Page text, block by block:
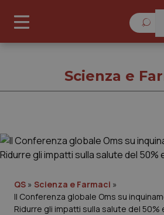
Governo e Parlamento
Scienza e
QS » Scienza e Farmaci »
II Conferenza globale Oms su
Ridurre gli impatti sulla salute del 50%